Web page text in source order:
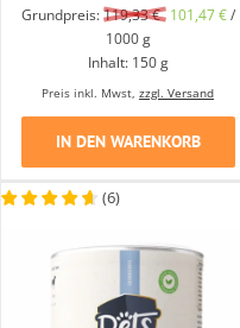
Preis
war:
17,90 €
Preis
Grundpreis:119,33€ 101,47€/
1000 g
Inhalt: 150g
Preis inkl. Mwst,zzgl. Versand
IN DEN WARENKORB
(6)